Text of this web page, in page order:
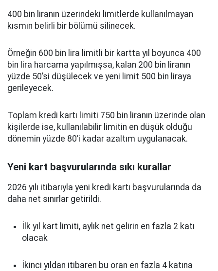
400 bin liranın üzerindeki limitlerde kullanılmayan
kısmın belirli bir bölümü silinecek.
Örneğin 600 bin lira limitli bir kartta yıl boyunca 400
bin lira harcama yapılmışsa, kalan 200 bin liranın
yüzde 50’si düşülecek ve yeni limit 500 bin liraya
gerileyecek.
Toplam kredi kartı limiti 750 bin liranın üzerinde olan
kişilerde ise, kullanılabilir limitin en düşük olduğu
dönemin yüzde 80’i kadar azaltım uygulanacak.
Yeni kart başvurularında sıkı kurallar
2026 yılı itibarıyla yeni kredi kartı başvurularında da
daha net sınırlar getirildi.
İlk yıl kart limiti, aylık net gelirin en fazla 2 katı
olacak
İkinci yıldan itibaren bu oran en fazla 4 katına